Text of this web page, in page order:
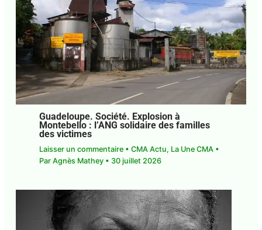
Guadeloupe. Société. Explosion à
Montebello : l’ANG solidaire des familles
Laisser un commentaire •CMA Actu,La Une CMA
• ParAgnès Mathey